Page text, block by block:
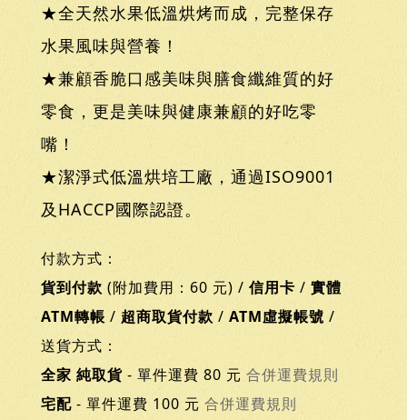
★全天然水果低溫烘烤而成，完整保存
水果風味與營養！
★兼顧香脆口感美味與膳食纖維質的好
零食，更是美味與健康兼顧的好吃零
嘴！
★潔淨式低溫烘培工廠，通過ISO9001
及HACCP國際認證。
付款方式：
貨到付款 (附加費用：60 元) / 信用卡 / 實體
ATM轉帳 / 超商取貨付款 / ATM虛擬帳號 /
送貨方式：
全家 純取貨 - 單件運費 80 元 合併運費規則
宅配 - 單件運費 100 元 合併運費規則